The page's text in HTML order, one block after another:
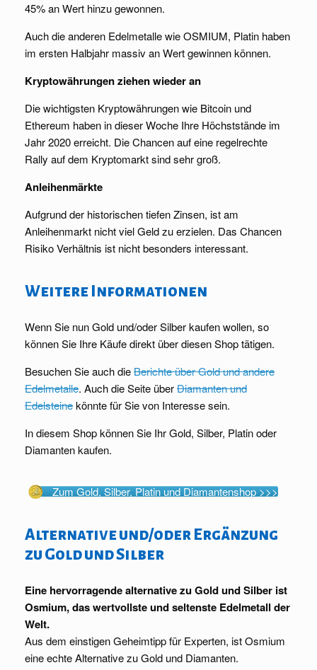
45% an Wert hinzu gewonnen.
Auch die anderen Edelmetalle wie OSMIUM, Platin haben
im ersten Halbjahr massiv an Wert gewinnen können.
Kryptowährungen ziehen wieder an
Die wichtigsten Kryptowährungen wie Bitcoin und
Ethereum haben in dieser Woche Ihre Höchststände im
Jahr 2020 erreicht. Die Chancen auf eine regelrechte
Rally auf dem Kryptomarkt sind sehr groß.
Anleihenmärkte
Aufgrund der historischen tiefen Zinsen, ist am
Anleihenmarkt nicht viel Geld zu erzielen. Das Chancen
Risiko Verhältnis ist nicht besonders interessant.
Weitere Informationen
Wenn Sie nun Gold und/oder Silber kaufen wollen, so
können Sie Ihre Käufe direkt über diesen Shop tätigen.
Besuchen Sie auch dieBerichte über Gold und andere
Edelmetalle. Auch die Seite überDiamanten und
Edelsteinekönnte für Sie von Interesse sein.
In diesem Shop können Sie Ihr Gold, Silber, Platin oder
Diamanten kaufen.
Zum Gold, Silber, Platin und Diamantenshop >>>
Alternative und/oder Ergänzung
zu Gold und Silber
Eine hervorragende alternative zu Gold und Silber ist
Osmium, das wertvollste und seltenste Edelmetall der
Welt.
Aus dem einstigen Geheimtipp für Experten, ist Osmium
eine echte Alternative zu Gold und Diamanten.